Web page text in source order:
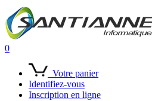
0
Votre panier
Identifiez-vous
Inscription en ligne